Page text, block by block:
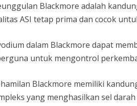
Blackmore adalah
ASI tetap prima dan cocok
dalam Blackmore dapat
untuk mengontrol
Blackmore memiliki
yang menghasilkan sel